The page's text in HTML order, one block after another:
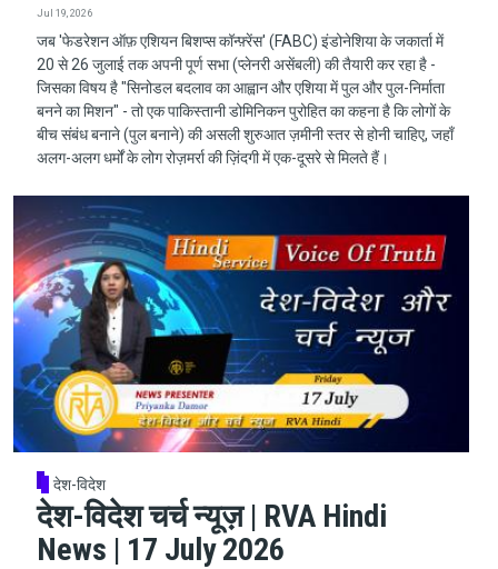
Jul 19, 2026
जब 'फेडरेशन ऑफ़ एशियन बिशप्स कॉन्फ़्रेंस' (FABC) इंडोनेशिया के जकार्ता में
20 से 26 जुलाई तक अपनी पूर्ण सभा (प्लेनरी असेंबली) की तैयारी कर रहा है -
जिसका विषय है "सिनोडल बदलाव का आह्वान और एशिया में पुल और पुल-निर्माता
बनने का मिशन" - तो एक पाकिस्तानी डोमिनिकन पुरोहित का कहना है कि लोगों के
बीच संबंध बनाने (पुल बनाने) की असली शुरुआत ज़मीनी स्तर से होनी चाहिए, जहाँ
अलग-अलग धर्मों के लोग रोज़मर्रा की ज़िंदगी में एक-दूसरे से मिलते हैं।
देश-विदेश
देश-विदेश चर्च न्यूज़ | RVA Hindi
News | 17 July 2026